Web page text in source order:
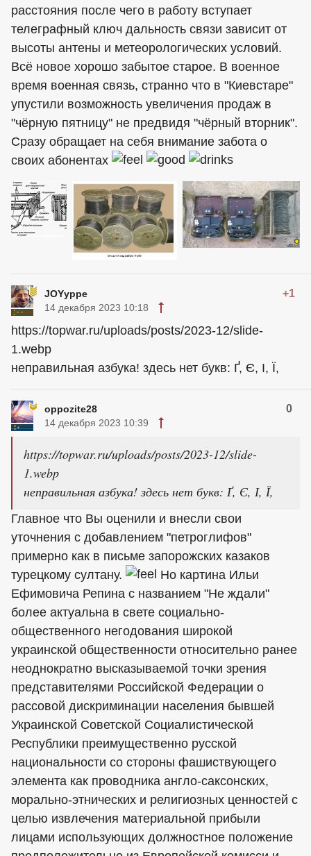
расстояния после чего в работу вступает
телеграфный ключ дальность связи зависит от
высоты антены и метеорологических условий.
Всё новое хорошо забытое старое. В военное
время военная связь, странно что в "Киевстаре"
упустили возможность увеличения продаж в
"чёрную пятницу" не предвидя "чёрный вторник".
Сразу обращает на себя внимание забота о
своих абонентах
JOYyppe +1
14 декабря 2023 10:18
https://topwar.ru/uploads/posts/2023-12/slide-
1.webp
неправильная азбука! здесь нет букв: Ґ, Є, І, Ї,
oppozite28 0
14 декабря 2023 10:39
https://topwar.ru/uploads/posts/2023-12/slide-
1.webp
неправильная азбука! здесь нет букв: Ґ, Є, І, Ї,
Главное что Вы оценили и внесли свои
уточнения с добавлением "петроглифов"
примерно как в письме запорожских казаков
турецкому султану.
Но картина Ильи
Ефимовича Репина с названием "Не ждали"
более актуальна в свете социально-
общественного негодования широкой
украинской общественности относительно ранее
неоднократно высказываемой точки зрения
представителями Российской Федерации о
рассовой дискриминации населения бывшей
Украинской Советской Социалистической
Республики преимущественно русской
национальности со стороны фашиствующего
элемента как проводника англо-саксонских,
морально-этнических и религиозных ценностей с
целью извлечения материальной прибыли
лицами использующих должностное положение